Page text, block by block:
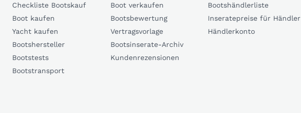
Checkliste Bootskauf
Boot kaufen
Yacht kaufen
Bootshersteller
Bootstests
Bootstransport
Boot verkaufen
Bootsbewertung
Vertragsvorlage
Bootsinserate-Archiv
Kundenrezensionen
Bootshändlerliste
Inseratepreise für Händler
Händlerkonto